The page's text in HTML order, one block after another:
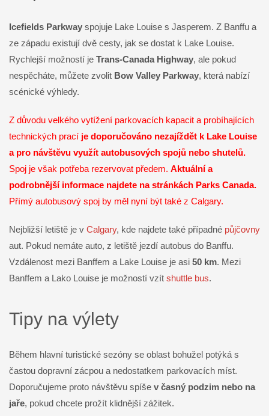
Icefields Parkway spojuje Lake Louise s Jasperem. Z Banffu a
ze západu existují dvě cesty, jak se dostat k Lake Louise.
Rychlejší možností je Trans-Canada Highway, ale pokud
nespěcháte, můžete zvolit Bow Valley Parkway, která nabízí
scénické výhledy.
Z důvodu velkého vytížení parkovacích kapacit a probíhajících
technických prací je doporučováno nezajíždět k Lake Louise
a pro návštěvu využít autobusových spojů nebo shutelů.
Spoj je však potřeba rezervovat předem. Aktuální a
podrobnější informace najdete na stránkách Parks Canada.
Přímý autobusový spoj by měl nyní být také z Calgary.
Nejbližší letiště je v Calgary, kde najdete také případné půjčovny
aut. Pokud nemáte auto, z letiště jezdí autobus do Banffu.
Vzdálenost mezi Banffem a Lake Louise je asi 50 km. Mezi
Banffem a Lako Louise je možností vzít shuttle bus.
Tipy na výlety
Během hlavní turistické sezóny se oblast bohužel potýká s
častou dopravní zácpou a nedostatkem parkovacích míst.
Doporučujeme proto návštěvu spíše v časný podzim nebo na
jaře, pokud chcete prožít klidnější zážitek.